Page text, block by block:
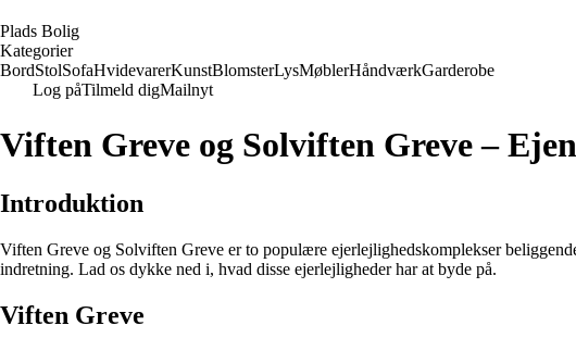
Plads Bolig
Kategorier
BordStolSofaHvidevarerKunstBlomsterLysMøblerHåndværkGarderobe
Log påTilmeld digMailnyt
Viften Greve og Solviften Greve –
Introduktion
Viften Greve og Solviften Greve er to populære ejerlejlighedskomplekser
indretning. Lad os dykke ned i, hvad disse ejerlejligheder har at byde på.
Viften Greve